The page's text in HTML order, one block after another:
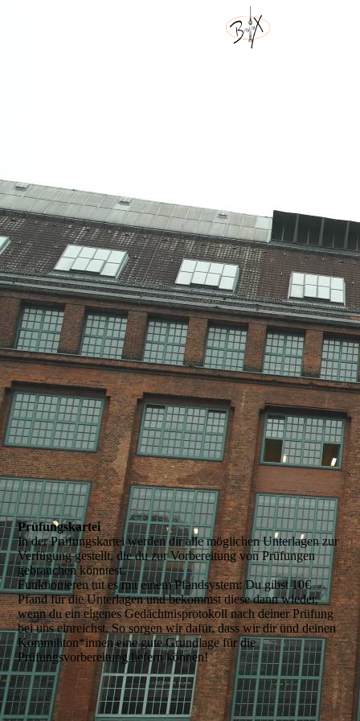
Prüfungskartei
In der Prüfungskartei werden dir alle möglichen Unterlagen zur
Verfügung gestellt, die du zur Vorbereitung von Prüfungen
gebrauchen könntest.
Funktionieren tut es mit einem Pfandsystem: Du gibst 10€
Pfand für die Unterlagen und bekommst diese dann wieder,
wenn du ein eigenes Gedächtnisprotokoll nach deiner Prüfung
bei uns einreichst. So sorgen wir dafür, dass wir dir und deinen
Kommiliton*innen eine gute Grundlage für die
Prüfungsvorbereitung liefern können!